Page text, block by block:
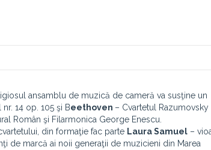
ansamblu de muzică de cameră va susţine un
14 op. 105 şi Beethoven – Cvartetul Razumovsky
Român şi Filarmonica George Enescu.
din formaţie fac parte Laura Samuel –
de marcă ai noii generaţii de muzicieni din Marea